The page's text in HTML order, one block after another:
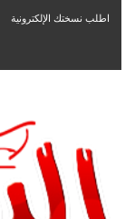
اطلب نسختك الإلكترونية